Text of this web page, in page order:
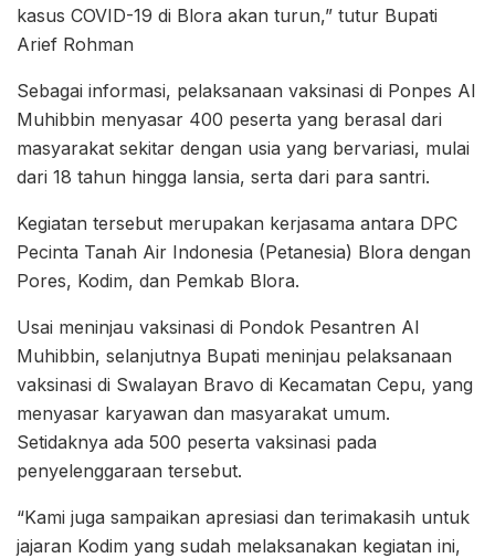
kasus COVID-19 di Blora akan turun,” tutur Bupati
Arief Rohman
Sebagai informasi, pelaksanaan vaksinasi di Ponpes Al
Muhibbin menyasar 400 peserta yang berasal dari
masyarakat sekitar dengan usia yang bervariasi, mulai
dari 18 tahun hingga lansia, serta dari para santri.
Kegiatan tersebut merupakan kerjasama antara DPC
Pecinta Tanah Air Indonesia (Petanesia) Blora dengan
Pores, Kodim, dan Pemkab Blora.
Usai meninjau vaksinasi di Pondok Pesantren Al
Muhibbin, selanjutnya Bupati meninjau pelaksanaan
vaksinasi di Swalayan Bravo di Kecamatan Cepu, yang
menyasar karyawan dan masyarakat umum.
Setidaknya ada 500 peserta vaksinasi pada
penyelenggaraan tersebut.
“Kami juga sampaikan apresiasi dan terimakasih untuk
jajaran Kodim yang sudah melaksanakan kegiatan ini,